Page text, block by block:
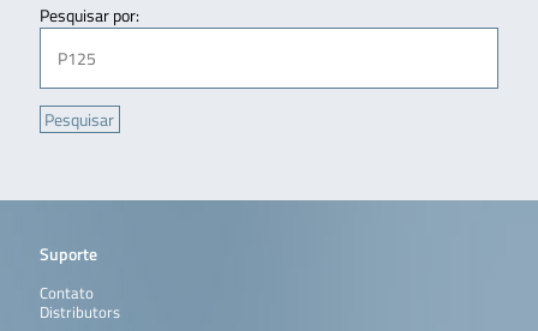
Pesquisar por:
Suporte
Contato
Distributors